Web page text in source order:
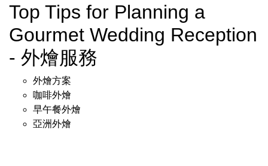
Top Tips for Planning a
Gourmet Wedding Reception
- 外燴服務
外燴方案
咖啡外燴
早午餐外燴
亞洲外燴